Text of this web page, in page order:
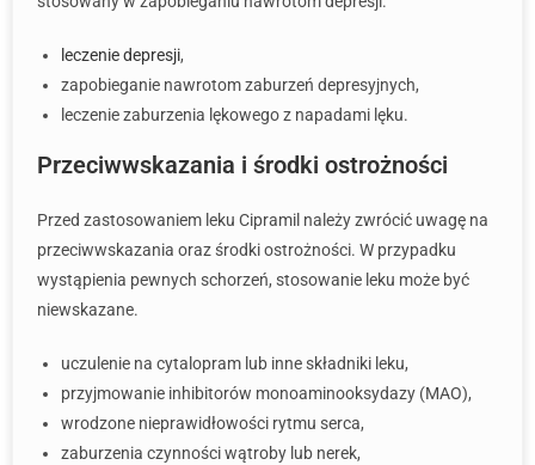
leczenie depresji,
zapobieganie nawrotom zaburzeń depresyjnych,
leczenie zaburzenia lękowego z napadami lęku.
Przeciwwskazania i środki ostrożności
Przed zastosowaniem leku Cipramil należy zwrócić uwagę na
przeciwwskazania oraz środki ostrożności. W przypadku
wystąpienia pewnych schorzeń, stosowanie leku może być
niewskazane.
uczulenie na cytalopram lub inne składniki leku,
przyjmowanie inhibitorów monoaminooksydazy (MAO),
wrodzone nieprawidłowości rytmu serca,
zaburzenia czynności wątroby lub nerek,